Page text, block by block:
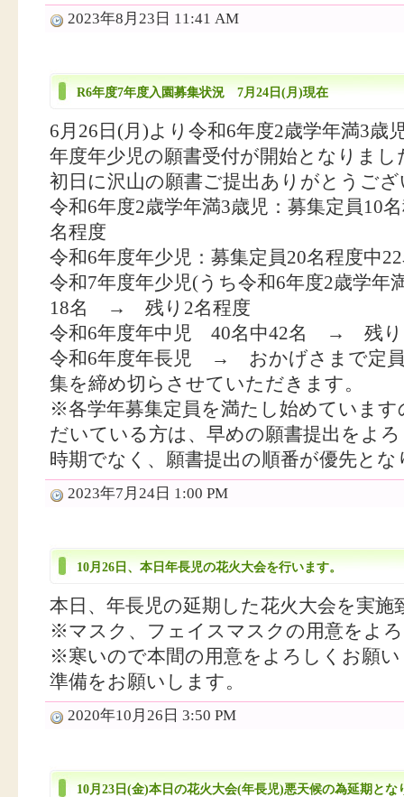
2023年8月23日 11:41 AM
R6年度7年度入園募集状況 7月24日(月)現在
6月26日(月)より令和6年度2歳学年満3歳
年度年少児の願書受付が開始となりまし
初日に沢山の願書ご提出ありがとうご
令和6年度2歳学年満3歳児：募集定員
名程度
令和6年度年少児：募集定員20名程度
令和7年度年少児(うち令和6年度2歳学年
18名 → 残り2名程度
令和6年度年中児 40名中42名 → 残り
令和6年度年長児 → おかげさまで定員
集を締め切らさせていただきます。
※各学年募集定員を満たし始めていま
だいている方は、早めの願書提出をよ
時期でなく、願書提出の順番が優先とな
2023年7月24日 1:00 PM
10月26日、本日年長児の花火大会を行います。
本日、年長児の延期した花火大会を実施
※マスク、フェイスマスクの用意をよ
※寒いので本間の用意をよろしくお願
準備をお願いします。
2020年10月26日 3:50 PM
10月23日(金)本日の花火大会(年長児)悪天候の為延期とな